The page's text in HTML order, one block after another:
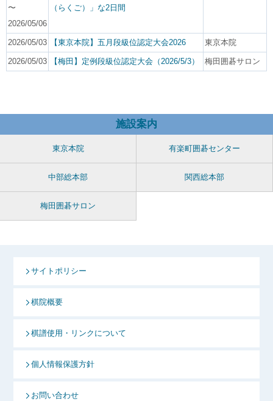
〜
2026/05/06
（らくご）」な2日間
2026/05/03 【東京本院】五月段級位認定大会2026 東京本院
2026/05/03 【梅田】定例段級位認定大会（2026/5/3） 梅田囲碁サロン
施設案内
東京本院 有楽町囲碁センター
中部総本部 関西総本部
梅田囲碁サロン
サイトポリシー
棋院概要
棋譜使用・リンクについて
個人情報保護方針
お問い合わせ